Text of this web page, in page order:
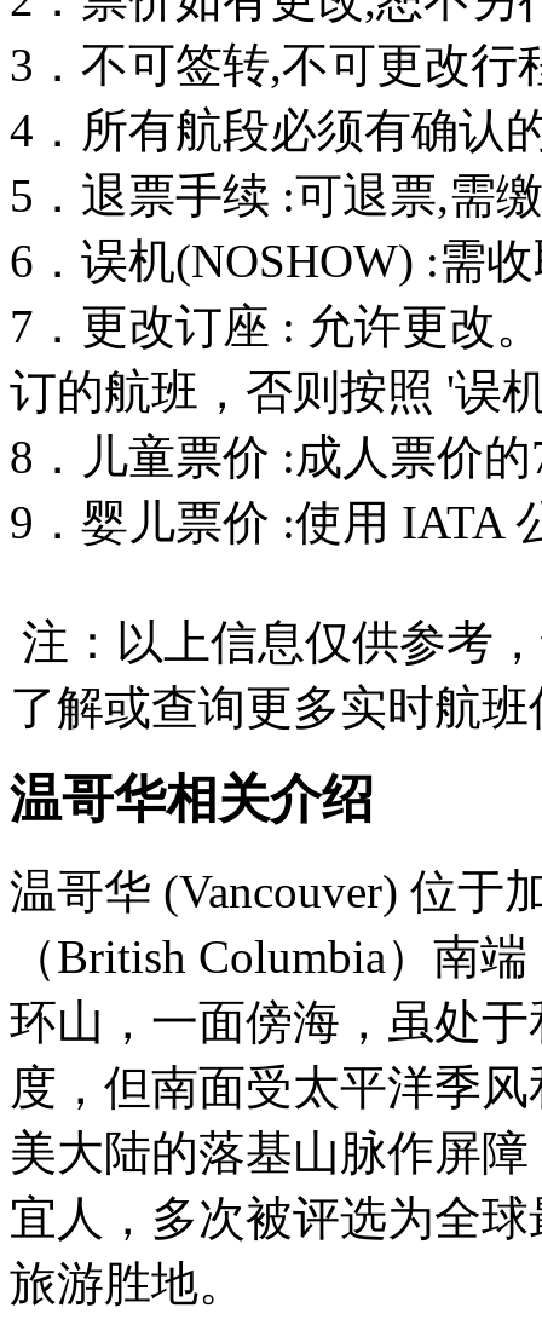
3．不可签转,不可更改行
4．所有航段必须有确认
5．退票手续 :可退票,需
6．误机(NOSHOW) :需
7．更改订座 : 允许更改
订的航班，否则按照 '误
8．儿童票价 :成人票价的
9．婴儿票价 :使用 IATA
注：以上信息仅供参考
了解或查询更多实时航
温哥华相关介绍
温哥华 (Vancouver) 位于
（British Columbia）南
环山，一面傍海，虽处
度，但南面受太平洋季
美大陆的落基山脉作屏
宜人，多次被评选为全
旅游胜地。